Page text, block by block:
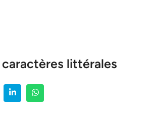
caractères littérales